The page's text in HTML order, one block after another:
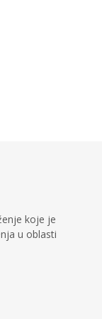
koje je
u oblasti